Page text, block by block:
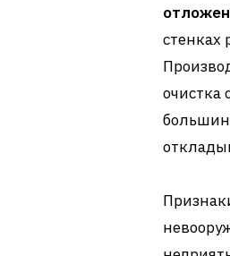
стенках
очистка